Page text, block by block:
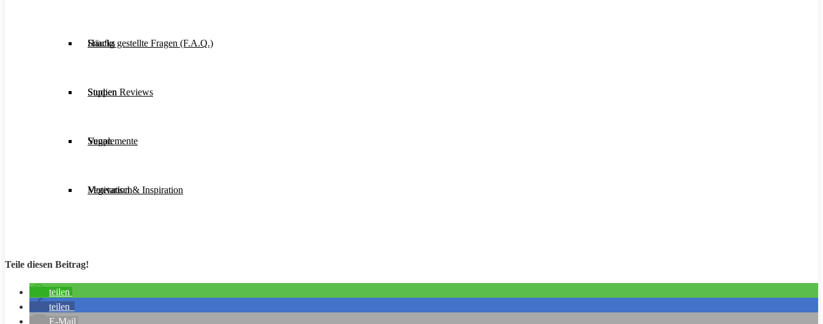
Häufig gestellte Fragen (F.A.Q.)
Studien Reviews
Supplemente
Motivation & Inspiration
Snacks
Suppen
Vegan
Vegetarisch
Teile diesen Beitrag!
teilen
teilen
E-Mail